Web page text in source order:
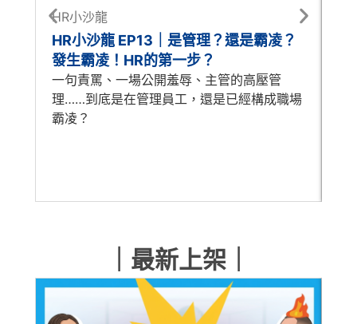
HR小沙龍
HR小沙龍 EP13｜是管理？還是霸凌？
發生霸凌！HR的第一步？
一句責罵、一場公開羞辱、主管的高壓管
理……到底是在管理員工，還是已經構成職場
霸凌？
｜最新上架｜